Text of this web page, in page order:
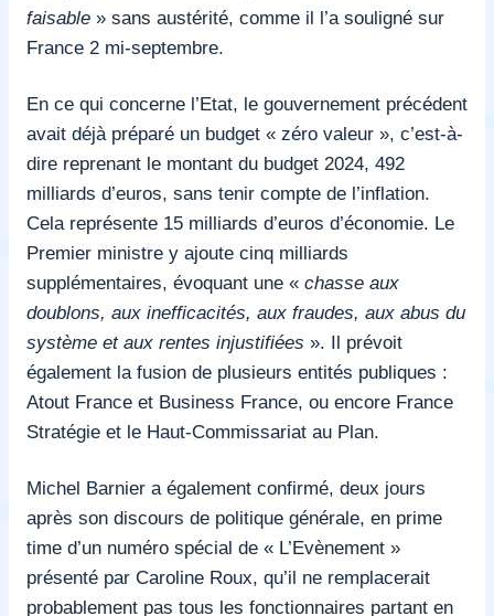
faisable » sans austérité, comme il l’a souligné sur
France 2 mi-septembre.
En ce qui concerne l’Etat, le gouvernement précédent
avait déjà préparé un budget « zéro valeur », c’est-à-
dire reprenant le montant du budget 2024, 492
milliards d’euros, sans tenir compte de l’inflation.
Cela représente 15 milliards d’euros d’économie. Le
Premier ministre y ajoute cinq milliards
supplémentaires, évoquant une « chasse aux
doublons, aux inefficacités, aux fraudes, aux abus du
système et aux rentes injustifiées ». Il prévoit
également la fusion de plusieurs entités publiques :
Atout France et Business France, ou encore France
Stratégie et le Haut-Commissariat au Plan.
Michel Barnier a également confirmé, deux jours
après son discours de politique générale, en prime
time d’un numéro spécial de « L’Evènement »
présenté par Caroline Roux, qu’il ne remplacerait
probablement pas tous les fonctionnaires partant en